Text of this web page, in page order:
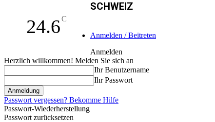
24.6C
SCHWEIZ
Anmelden / Beitreten
Anmelden
Herzlich willkommen! Melden Sie sich an
Ihr Benutzername
Ihr Passwort
Passwort vergessen? Bekomme Hilfe
Passwort-Wiederherstellung
Passwort zurücksetzen